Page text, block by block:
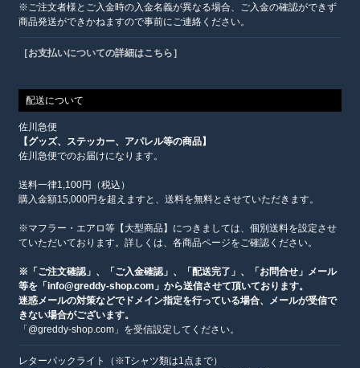
※ご注文者様とご入金時の入金名義が異なる場合、ご入金の確認ができず
商品発送ができかねますので事前にご連絡ください。
［お支払いについての詳細はこちら］
配送について
佐川急便
【グッズ、ステッカー、アパレル等の商品】
佐川急便でのお届けになります。
送料一律1,100円（税込）
購入金額15,000円を超えますと、送料を無料とさせていただきます。
※マフラー・エアロ等【大型商品】につきましては、個別送料を設定させ
ていただいております。詳しくは、各商品ページをご確認ください。
※「ご注文確認」、「ご入金確認」、「配送完了」、「お問合せ」メール
等を「info@greddy-shop.com」から送信させて頂いております。
迷惑メールの対策などでドメイン指定を行っている場合、メールが受信で
きない場合がございます。
「@greddy-shop.com」を受信設定してください。
レターパックライト（※Tシャツ類は1点まで）